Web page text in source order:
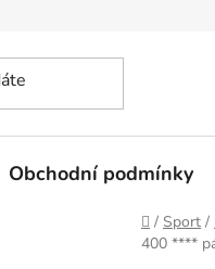
Obchodní podmínky
Domů
/ Sport /
400 ****